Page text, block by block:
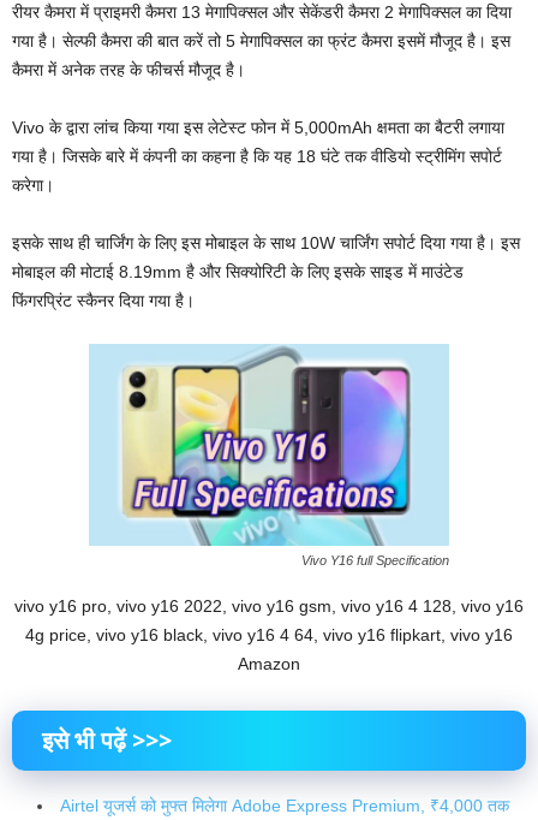
रीयर कैमरा में प्राइमरी कैमरा 13 मेगापिक्सल और सेकेंडरी कैमरा 2 मेगापिक्सल का दिया
गया है। सेल्फी कैमरा की बात करें तो 5 मेगापिक्सल का फ्रंट कैमरा इसमें मौजूद है। इस
कैमरा में अनेक तरह के फीचर्स मौजूद है।
Vivo के द्वारा लांच किया गया इस लेटेस्ट फोन में 5,000mAh क्षमता का बैटरी लगाया
गया है। जिसके बारे में कंपनी का कहना है कि यह 18 घंटे तक वीडियो स्ट्रीमिंग सपोर्ट
करेगा।
इसके साथ ही चार्जिंग के लिए इस मोबाइल के साथ 10W चार्जिंग सपोर्ट दिया गया है। इस
मोबाइल की मोटाई 8.19mm है और सिक्योरिटी के लिए इसके साइड में माउंटेड
फिंगरप्रिंट स्कैनर दिया गया है।
Vivo Y16 full Specification
vivo y16 pro, vivo y16 2022, vivo y16 gsm, vivo y16 4 128, vivo y16
4g price, vivo y16 black, vivo y16 4 64, vivo y16 flipkart, vivo y16
Amazon
इसे भी पढ़ें >>>
Airtel यूजर्स को मुफ्त मिलेगा Adobe Express Premium, ₹4,000 तक